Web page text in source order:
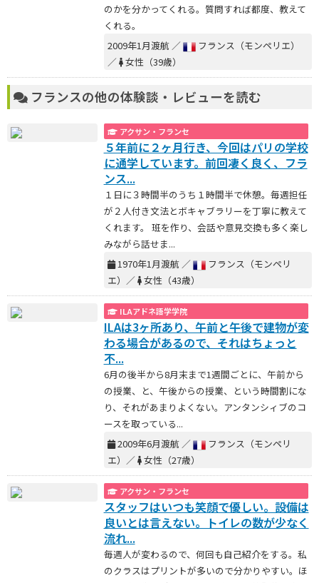
のかを分かってくれる。質問すれば都度、教えて
くれる。
2009年1月渡航 ／
フランス（モンペリエ）
／ 女性（39歳）
フランスの他の体験談・レビューを読む
アクサン・フランセ
５年前に２ヶ月行き、今回はパリの学校
に通学しています。前回凄く良く、フラ
ンス...
１日に３時間半のうち１時間半で休憩。毎週担任
が２人付き文法とボキャブラリーを丁寧に教えて
くれます。 班を作り、会話や意見交換も多く楽し
みながら話せま...
1970年1月渡航 ／
フランス（モンペリ
エ）／ 女性（43歳）
ILAアドネ語学学院
ILAは3ヶ所あり、午前と午後で建物が変
わる場合があるので、それはちょっと
不...
6月の後半から8月末まで1週間ごとに、午前から
の授業、と、午後からの授業、という時間割にな
り、それがあまりよくない。アンタンシィブのコ
ースを取っている...
2009年6月渡航 ／
フランス（モンペリ
エ）／ 女性（27歳）
アクサン・フランセ
スタッフはいつも笑顔で優しい。設備は
良いとは言えない。トイレの数が少なく
流れ...
毎週人が変わるので、何回も自己紹介をする。私
のクラスはプリントが多いので分かりやすい。ほ